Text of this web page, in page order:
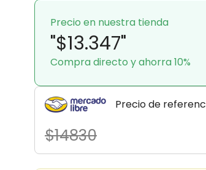
Precio en nuestra tienda
"$13.347"
Compra directo y ahorra 10%
Precio de
$14830